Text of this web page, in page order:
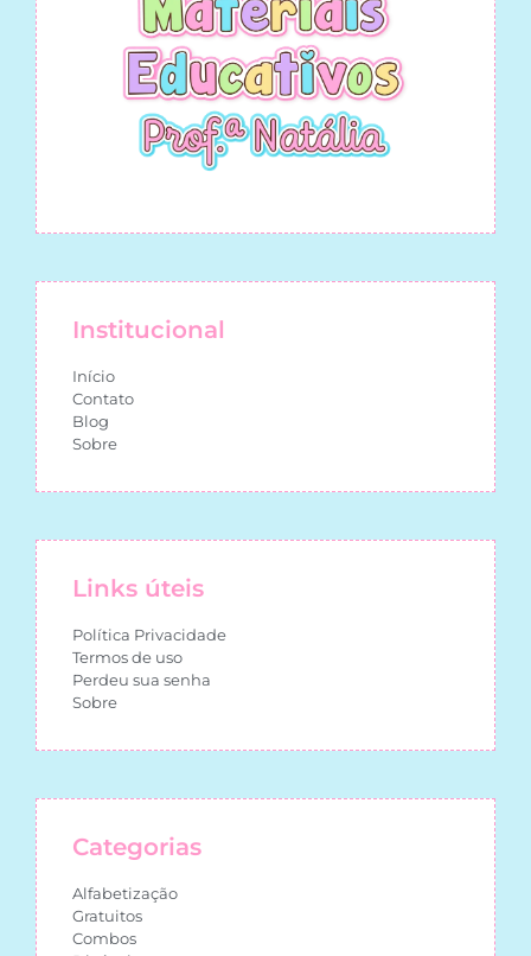
Institucional
Início
Contato
Blog
Sobre
Links úteis
Política Privacidade
Termos de uso
Perdeu sua senha
Sobre
Categorias
Alfabetização
Gratuitos
Combos